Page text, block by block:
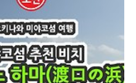
관광객들이 많이 붐비지 않겠지하고 일
갈려고 하는 일정에 태풍이 지나가다니
이나요.일기예보를 보니 오키나와에 있는